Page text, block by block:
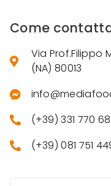
Come
Via Prof.Filippo
(NA) 80013
(+39) 331 770
(+39) 081 751